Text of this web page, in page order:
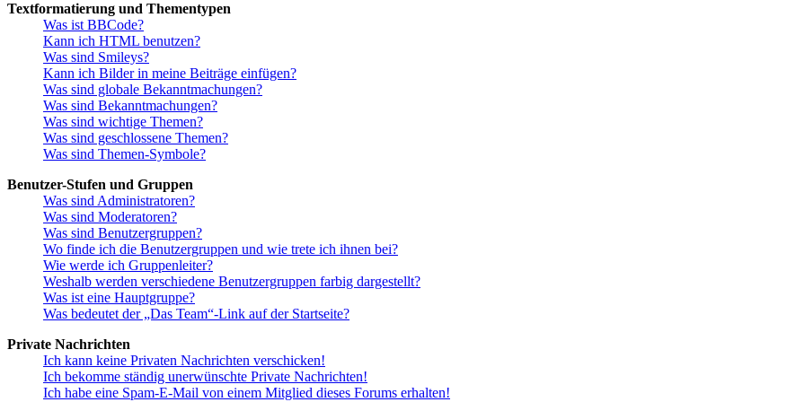
Textformatierung und Thementypen
Was ist BBCode?
Kann ich HTML benutzen?
Was sind Smileys?
Kann ich Bilder in meine Beiträge einfügen?
Was sind globale Bekanntmachungen?
Was sind Bekanntmachungen?
Was sind wichtige Themen?
Was sind geschlossene Themen?
Was sind Themen-Symbole?
Benutzer-Stufen und Gruppen
Was sind Administratoren?
Was sind Moderatoren?
Was sind Benutzergruppen?
Wo finde ich die Benutzergruppen und wie trete ich ihnen bei?
Wie werde ich Gruppenleiter?
Weshalb werden verschiedene Benutzergruppen farbig dargestellt?
Was ist eine Hauptgruppe?
Was bedeutet der „Das Team“-Link auf der Startseite?
Private Nachrichten
Ich kann keine Privaten Nachrichten verschicken!
Ich bekomme ständig unerwünschte Private Nachrichten!
Ich habe eine Spam-E-Mail von einem Mitglied dieses Forums erhalten!